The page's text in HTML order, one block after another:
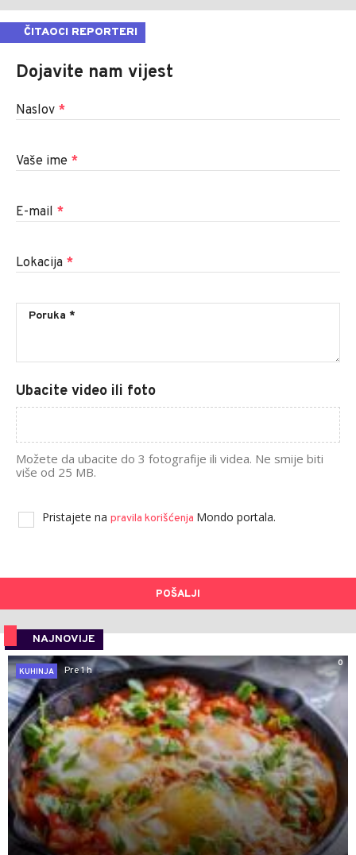
ČITAOCI REPORTERI
Dojavite nam vijest
Naslov *
Vaše ime *
E-mail *
Lokacija *
Ubacite video ili foto
Možete da ubacite do 3 fotografije ili videa. Ne smije biti
više od 25 MB.
Pristajete na pravila korišćenja Mondo portala.
POŠALJI
NAJNOVIJE
0
KUHINJA
Pre 1 h